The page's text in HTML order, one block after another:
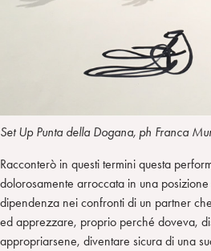
Set Up Punta della Dogana, ph Franca
Racconterò in questi termini questa
dolorosamente arroccata in una
dipendenza nei confronti di un partner
ed apprezzare, proprio perché doveva,
appropriarsene, diventare sicura di una